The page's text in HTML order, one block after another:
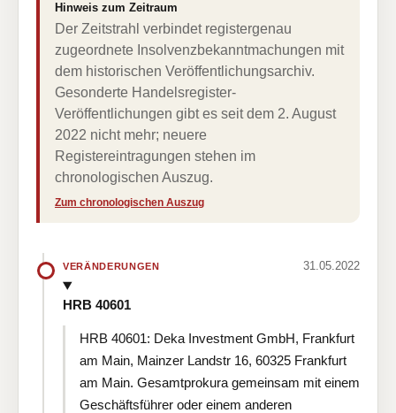
Hinweis zum Zeitraum
Der Zeitstrahl verbindet registergenau
zugeordnete Insolvenzbekanntmachungen mit
dem historischen Veröffentlichungsarchiv.
Gesonderte Handelsregister-
Veröffentlichungen gibt es seit dem 2. August
2022 nicht mehr; neuere
Registereintragungen stehen im
chronologischen Auszug.
Zum chronologischen Auszug
VERÄNDERUNGEN 31.05.2022
HRB 40601
HRB 40601: Deka Investment GmbH, Frankfurt
am Main, Mainzer Landstr 16, 60325 Frankfurt
am Main. Gesamtprokura gemeinsam mit einem
Geschäftsführer oder einem anderen